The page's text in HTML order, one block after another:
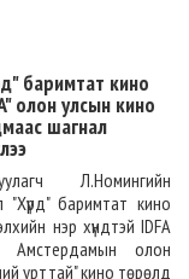
баримтат кино
олон улсын кино
шагнал
Л.Номингийн
"Хүрд" баримтат кино
нэр хүндтэй IDFA
Амстердамын олон
урттай" кино төрөлд